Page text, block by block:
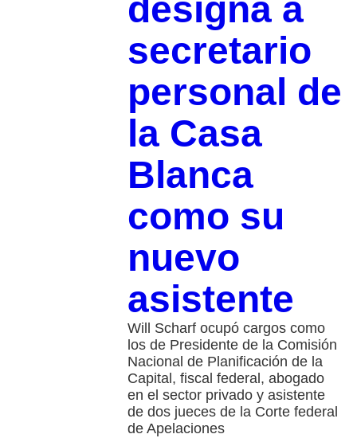
designa a
secretario
personal de
la Casa
Blanca
como su
nuevo
asistente
Will Scharf ocupó cargos como
los de Presidente de la Comisión
Nacional de Planificación de la
Capital, fiscal federal, abogado
en el sector privado y asistente
de dos jueces de la Corte federal
de Apelaciones